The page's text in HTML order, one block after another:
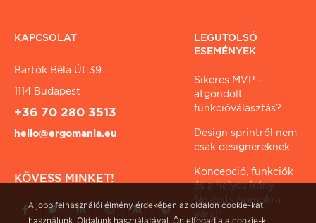
KAPCSOLAT
Bartók Béla Út 39.
1114 Budapest
+36 70 280 3513
hello@ergomania.eu
KÖVESS MINKET!
LEGUTOLSÓ
ESEMÉNYEK
Sikeres MVP =
átgondolt
funkcióválasztás?
Design sprintről nem
csak designereknek
Koncepció, funkciók
és a helyes irány
Ne építs homokra
várat!
A jobb felhasználói élmény érdekében az oldalon cookie-kat
használunk. Oldalunk használatával, Ön elfogadja a cookie-k